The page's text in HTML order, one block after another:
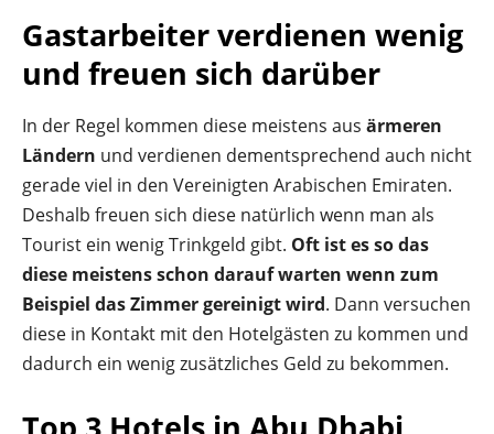
Gastarbeiter verdienen wenig
und freuen sich darüber
In der Regel kommen diese meistens aus ärmeren
Ländern und verdienen dementsprechend auch nicht
gerade viel in den Vereinigten Arabischen Emiraten.
Deshalb freuen sich diese natürlich wenn man als
Tourist ein wenig Trinkgeld gibt. Oft ist es so das
diese meistens schon darauf warten wenn zum
Beispiel das Zimmer gereinigt wird. Dann versuchen
diese in Kontakt mit den Hotelgästen zu kommen und
dadurch ein wenig zusätzliches Geld zu bekommen.